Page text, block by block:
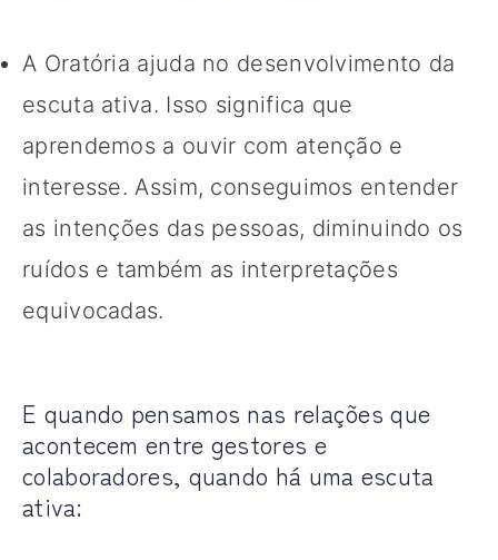
A Oratória ajuda no desenvolvimento da
escuta ativa. Isso significa que
aprendemos a ouvir com atenção e
interesse. Assim, conseguimos entender
as intenções das pessoas, diminuindo os
ruídos e também as interpretações
equivocadas.
E quando pensamos nas relações que
acontecem entre gestores e
colaboradores, quando há uma escuta
ativa: